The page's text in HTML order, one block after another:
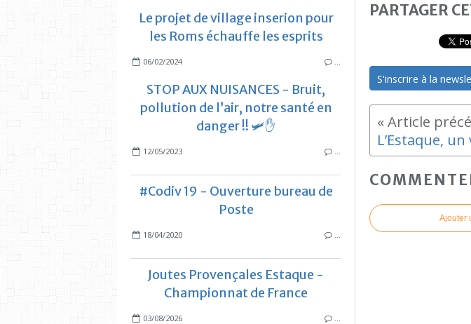
PARTAGER
S'inscrire à la
Ajouter
Le projet de village inserion pour
les Roms échauffe les esprits
06/02/2024
STOP AUX NUISANCES - Bruit,
pollution de l’air, notre santé en
danger !! 🛩️✋
12/05/2023
#Codiv 19 - Ouverture bureau de
Poste
18/04/2020
Joutes Provençales Estaque -
Championnat de France
03/08/2026